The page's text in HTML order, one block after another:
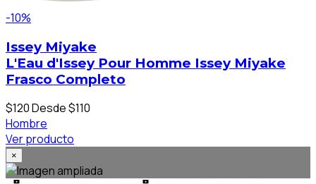
-10%
Issey Miyake
L'Eau d'Issey Pour Homme Issey Miyake
Frasco Completo
$120Desde $110
Hombre
Ver producto
×